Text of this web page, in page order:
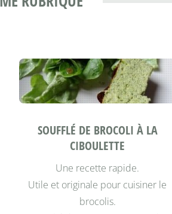
SOUFFLÉ DE BROCOLI À LA
CIBOULETTE
Une recette rapide.
Utile et originale pour cuisiner le
brocolis.